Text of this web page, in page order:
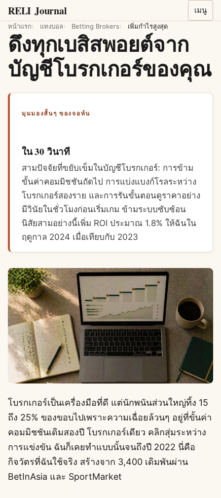
RELI Journal เมนู
หน้าแรก แทงบอล Betting Brokers เพิ่มกำไรสูงสุด
ดึงทุกเบสิสพอยต์จาก
บัญชีโบรกเกอร์ของคุณ
มุมมองสั้นๆ ของจอห์น
ใน 30 วินาที
สามปัจจัยที่ขยับเข็มในบัญชีโบรกเกอร์: การข้าม
ขั้นค่าคอมมิชชันถัดไป การแบ่งแบงก์โรลระหว่าง
โบรกเกอร์สองราย และการรันขั้นตอนดูราคาอย่าง
มีวินัยในชั่วโมงก่อนเริ่มเกม ข้ามระบบซับซ้อน
นิสัยสามอย่างนี้เพิ่ม ROI ประมาณ 1.8% ให้ฉันใน
ฤดูกาล 2024 เมื่อเทียบกับ 2023
โบรกเกอร์เป็นเครื่องมือที่ดี แต่นักพนันส่วนใหญ่ทิ้ง 15
ถึง 25% ของขอบไปเพราะความเฉื่อยล้วนๆ อยู่ที่ขั้นค่า
คอมมิชชันเดิมสองปี โบรกเกอร์เดียว คลิกสุ่มระหว่าง
การแข่งขัน ฉันก็เคยทำแบบนั้นจนถึงปี 2022 นี่คือ
กิจวัตรที่ฉันใช้จริง สร้างจาก 3,400 เดิมพันผ่าน
BetInAsia และ SportMarket